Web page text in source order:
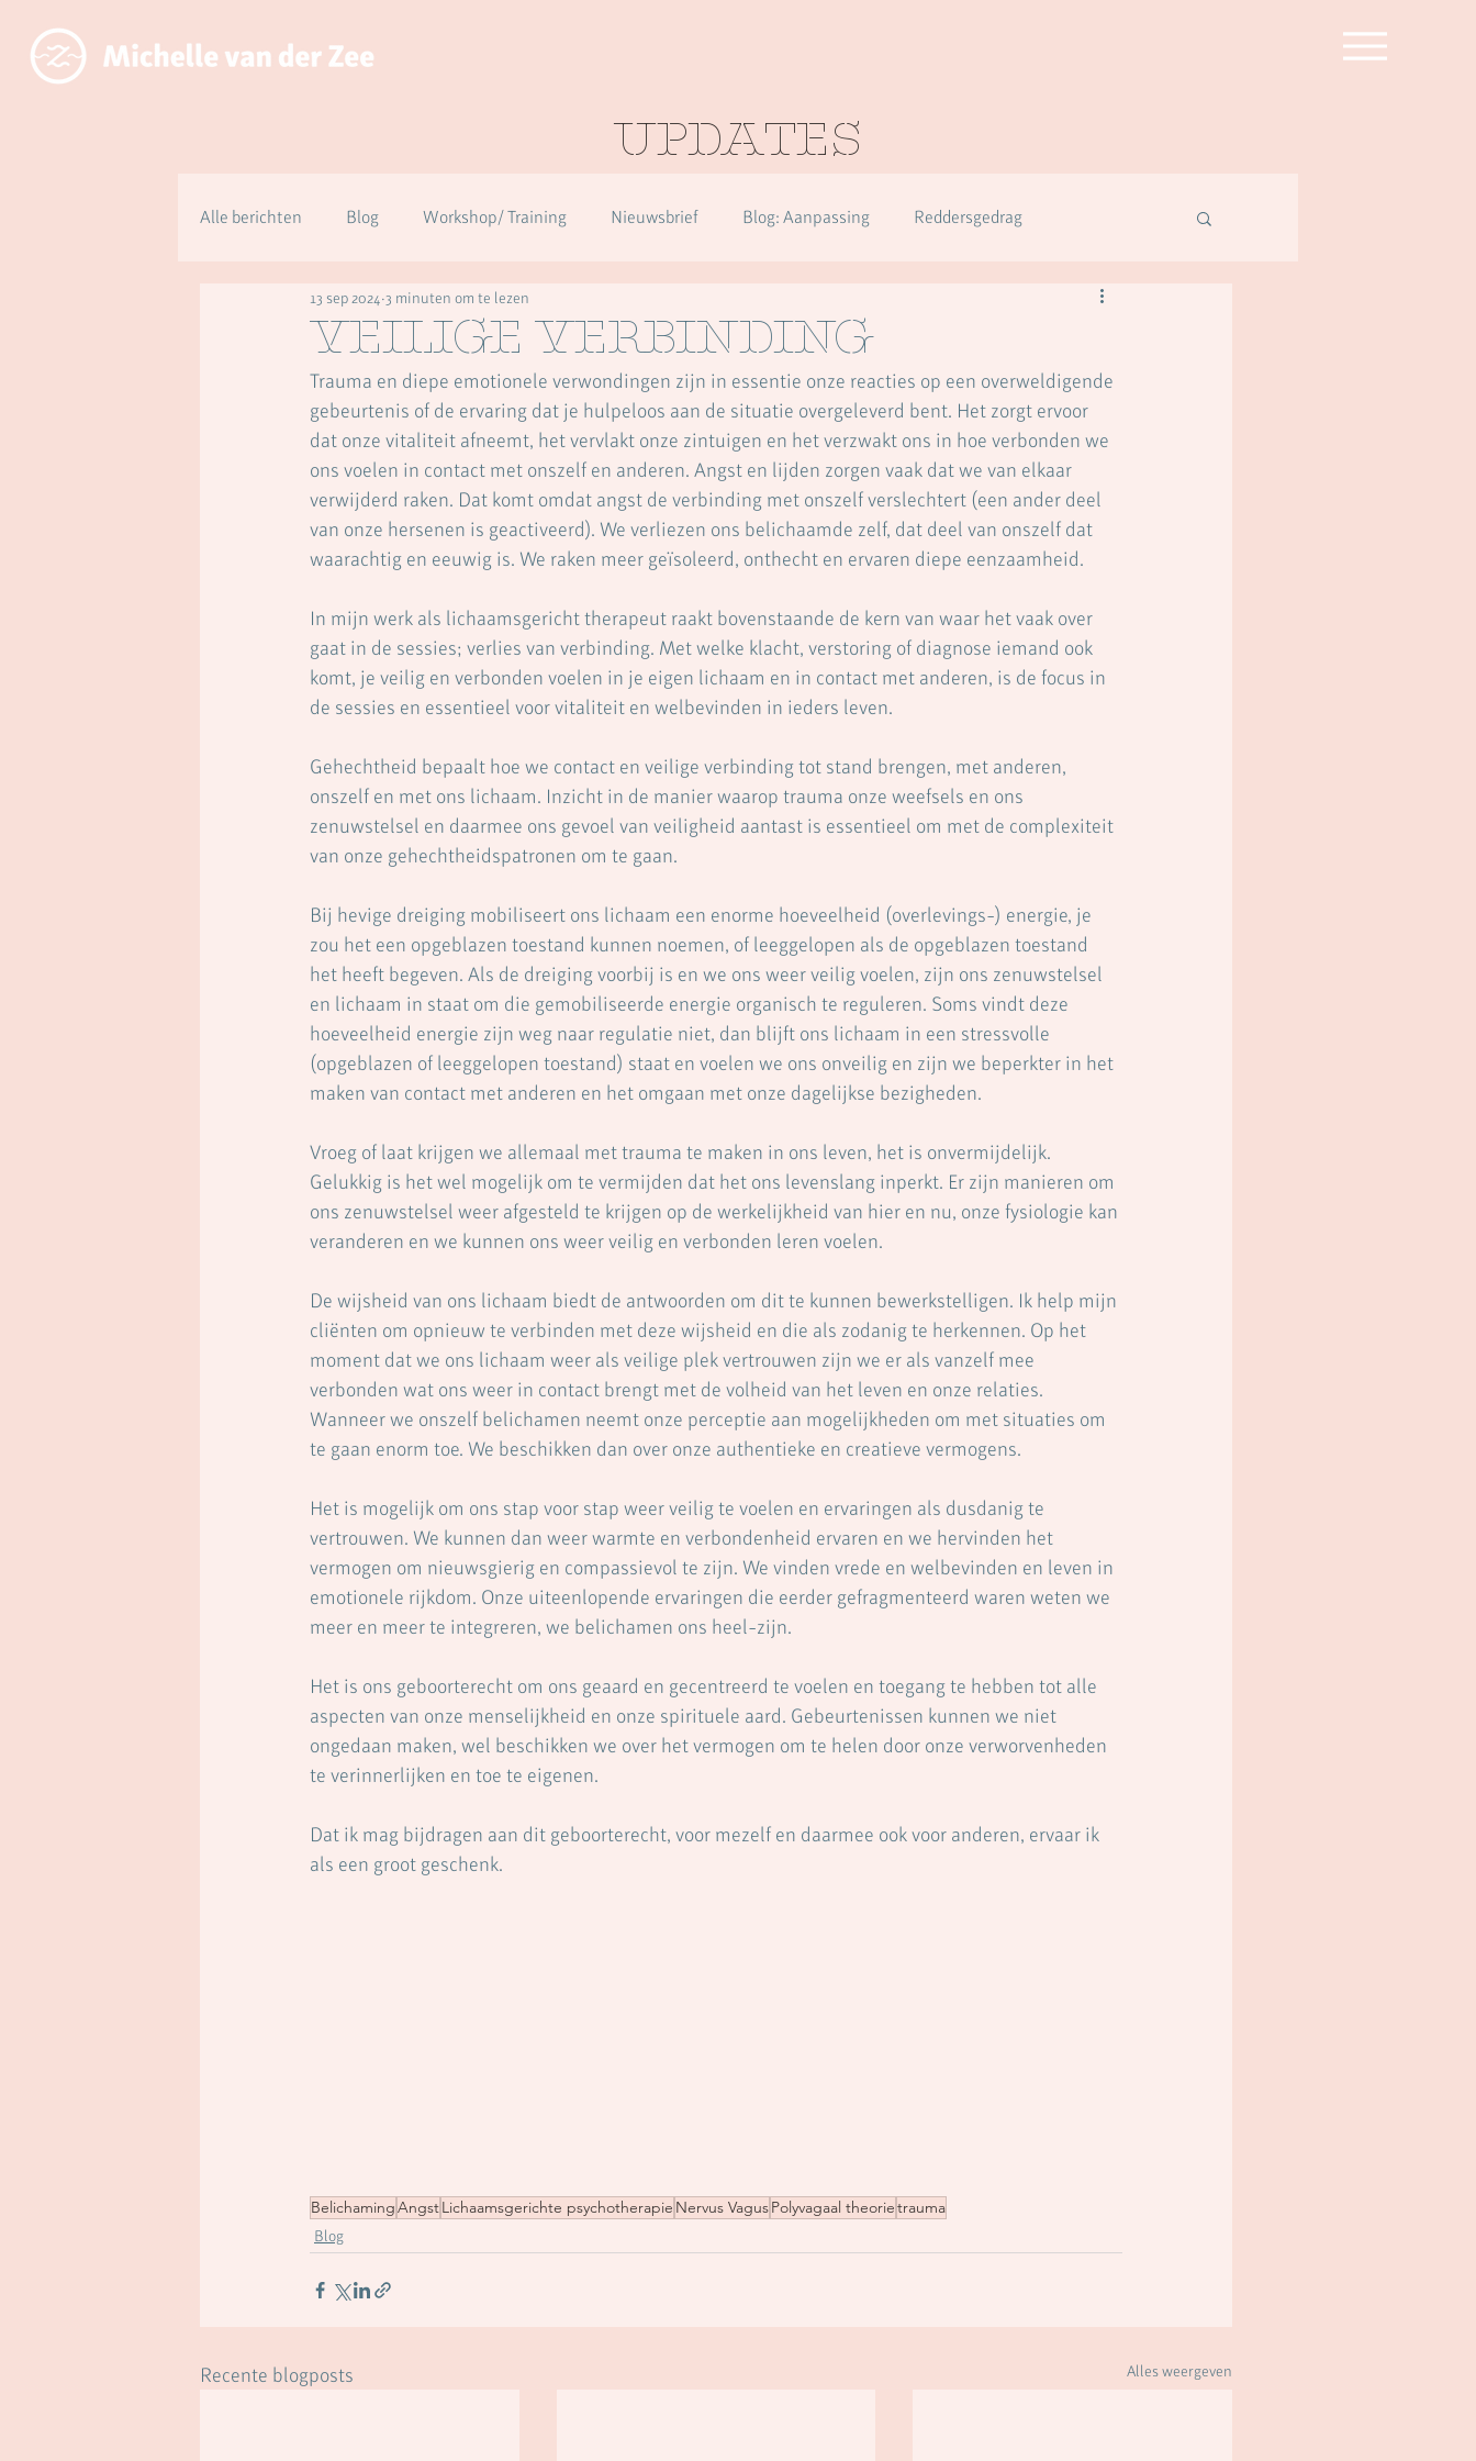
Updates
Alle berichten Blog Workshop/ Training Nieuwsbrief Blog: Aanpassing Reddersgedrag
Over aanwezig zijn ipv functioneren
veilige verbinding
13 sep 2024 3 minuten om te lezen
Trauma en diepe emotionele verwondingen zijn in essentie onze reacties op een overweldigende
gebeurtenis of de ervaring dat je hulpeloos aan de situatie overgeleverd bent. Het zorgt ervoor
dat onze vitaliteit afneemt, het vervlakt onze zintuigen en het verzwakt ons in hoe verbonden we
ons voelen in contact met onszelf en anderen. Angst en lijden zorgen vaak dat we van elkaar
verwijderd raken. Dat komt omdat angst de verbinding met onszelf verslechtert (een ander deel
van onze hersenen is geactiveerd). We verliezen ons belichaamde zelf, dat deel van onszelf dat
waarachtig en eeuwig is. We raken meer geïsoleerd, onthecht en ervaren diepe eenzaamheid.
In mijn werk als lichaamsgericht therapeut raakt bovenstaande de kern van waar het vaak over
gaat in de sessies; verlies van verbinding. Met welke klacht, verstoring of diagnose iemand ook
komt, je veilig en verbonden voelen in je eigen lichaam en in contact met anderen, is de focus in
de sessies en essentieel voor vitaliteit en welbevinden in ieders leven.
Gehechtheid bepaalt hoe we contact en veilige verbinding tot stand brengen, met anderen,
onszelf en met ons lichaam. Inzicht in de manier waarop trauma onze weefsels en ons
zenuwstelsel en daarmee ons gevoel van veiligheid aantast is essentieel om met de complexiteit
van onze gehechtheidspatronen om te gaan.
Bij hevige dreiging mobiliseert ons lichaam een enorme hoeveelheid (overlevings-) energie, je
zou het een opgeblazen toestand kunnen noemen, of leeggelopen als de opgeblazen toestand
het heeft begeven. Als de dreiging voorbij is en we ons weer veilig voelen, zijn ons zenuwstelsel
en lichaam in staat om die gemobiliseerde energie organisch te reguleren. Soms vindt deze
hoeveelheid energie zijn weg naar regulatie niet, dan blijft ons lichaam in een stressvolle
(opgeblazen of leeggelopen toestand) staat en voelen we ons onveilig en zijn we beperkter in het
maken van contact met anderen en het omgaan met onze dagelijkse bezigheden.
Vroeg of laat krijgen we allemaal met trauma te maken in ons leven, het is onvermijdelijk.
Gelukkig is het wel mogelijk om te vermijden dat het ons levenslang inperkt. Er zijn manieren om
ons zenuwstelsel weer afgesteld te krijgen op de werkelijkheid van hier en nu, onze fysiologie kan
veranderen en we kunnen ons weer veilig en verbonden leren voelen.
De wijsheid van ons lichaam biedt de antwoorden om dit te kunnen bewerkstelligen. Ik help mijn
cliënten om opnieuw te verbinden met deze wijsheid en die als zodanig te herkennen. Op het
moment dat we ons lichaam weer als veilige plek vertrouwen zijn we er als vanzelf mee
verbonden wat ons weer in contact brengt met de volheid van het leven en onze relaties.
Wanneer we onszelf belichamen neemt onze perceptie aan mogelijkheden om met situaties om
te gaan enorm toe. We beschikken dan over onze authentieke en creatieve vermogens.
Het is mogelijk om ons stap voor stap weer veilig te voelen en ervaringen als dusdanig te
vertrouwen. We kunnen dan weer warmte en verbondenheid ervaren en we hervinden het
vermogen om nieuwsgierig en compassievol te zijn. We vinden vrede en welbevinden en leven in
emotionele rijkdom. Onze uiteenlopende ervaringen die eerder gefragmenteerd waren weten we
meer en meer te integreren, we belichamen ons heel-zijn.
Het is ons geboorterecht om ons geaard en gecentreerd te voelen en toegang te hebben tot alle
aspecten van onze menselijkheid en onze spirituele aard. Gebeurtenissen kunnen we niet
ongedaan maken, wel beschikken we over het vermogen om te helen door onze verworvenheden
te verinnerlijken en toe te eigenen.
Dat ik mag bijdragen aan dit geboorterecht, voor mezelf en daarmee ook voor anderen, ervaar ik
als een groot geschenk.
BelichamingAngstLichaamsgerichte psychotherapie Nervus VagusPolyvagaal theorietrauma
Blog
Recente blogposts Alles weergeven